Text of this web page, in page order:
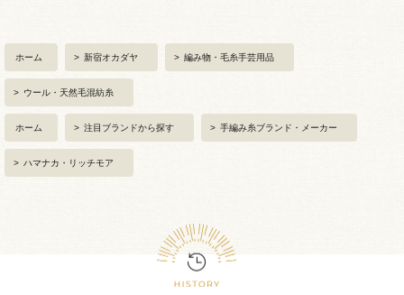
ホーム > 新宿オカダヤ > 編み物・毛糸手芸用品
> ウール・天然毛混紡糸
ホーム > 注目ブランドから探す > 手編み糸ブランド・メーカー
> ハマナカ・リッチモア